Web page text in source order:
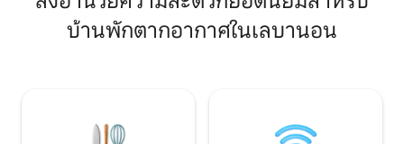
หรือการเดินทางของสาวๆ ตั้งอยู่ใจกลาง
เมืองเลบานอนคุณอยู่ไม่ไกลจากร้านค้าร้าน
กาแฟและกิจกรรมชั้นนำที่ไม่เหมือนใครใน
เสน่ห์ และความสะดวกสบายรอคุณอยู่
ห้องนอน 2 ห้องมีเ
มีเตียงสองชั้นและ
ใต้หลังคาพร้อมเตียงโซฟา
บ้านพักตากอากาศในเลบานอน